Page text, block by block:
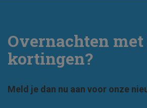
Overnachten met
kortingen?
Meld je dan nu aan voor onze